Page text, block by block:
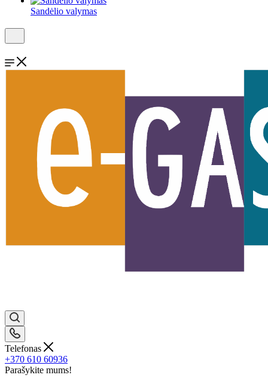
Sandėlio valymas
Telefonas
+370 610 60936
Parašykite mums!